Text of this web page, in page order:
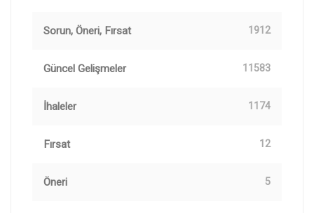
Sorun, Öneri, Fırsat 1912
Güncel Gelişmeler 11583
İhaleler 1174
Fırsat 12
Öneri 5